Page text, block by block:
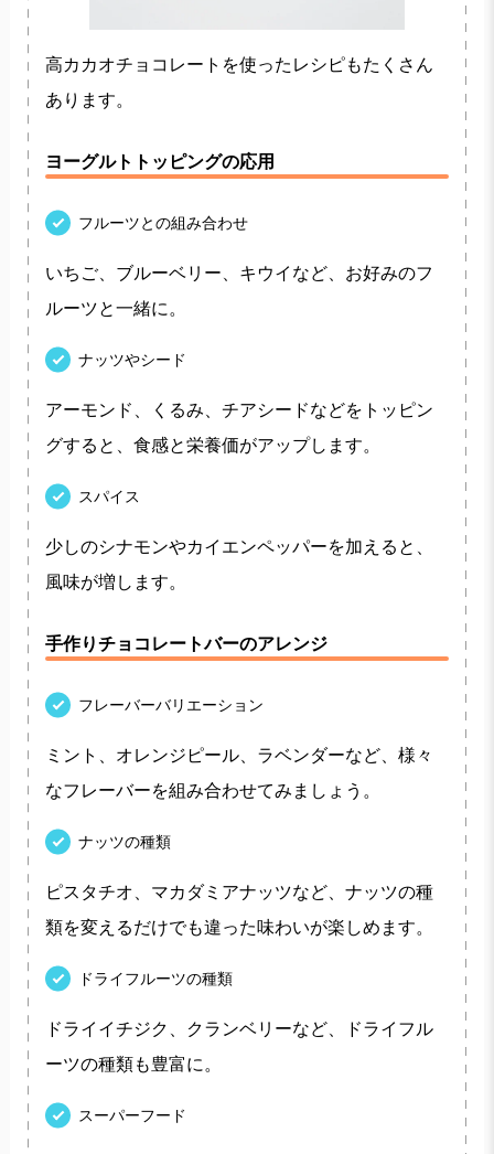
高カカオチョコレートを使ったレシピもたくさん
あります。
ヨーグルトトッピングの応用
フルーツとの組み合わせ
いちご、ブルーベリー、キウイなど、お好みのフ
ルーツと一緒に。
ナッツやシード
アーモンド、くるみ、チアシードなどをトッピン
グすると、食感と栄養価がアップします。
スパイス
少しのシナモンやカイエンペッパーを加えると、
風味が増します。
手作りチョコレートバーのアレンジ
フレーバーバリエーション
ミント、オレンジピール、ラベンダーなど、様々
なフレーバーを組み合わせてみましょう。
ナッツの種類
ピスタチオ、マカダミアナッツなど、ナッツの種
類を変えるだけでも違った味わいが楽しめます。
ドライフルーツの種類
ドライイチジク、クランベリーなど、ドライフル
ーツの種類も豊富に。
スーパーフード